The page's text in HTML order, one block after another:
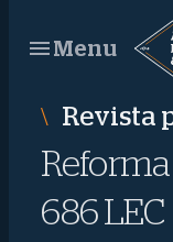
contenido
Menu
Revista
686 LEC